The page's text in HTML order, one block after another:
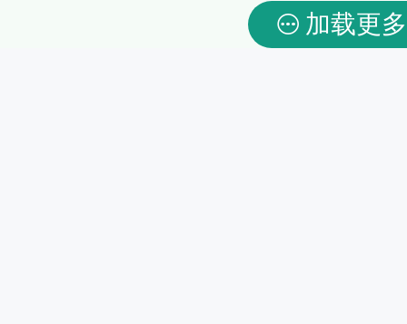
加载更多